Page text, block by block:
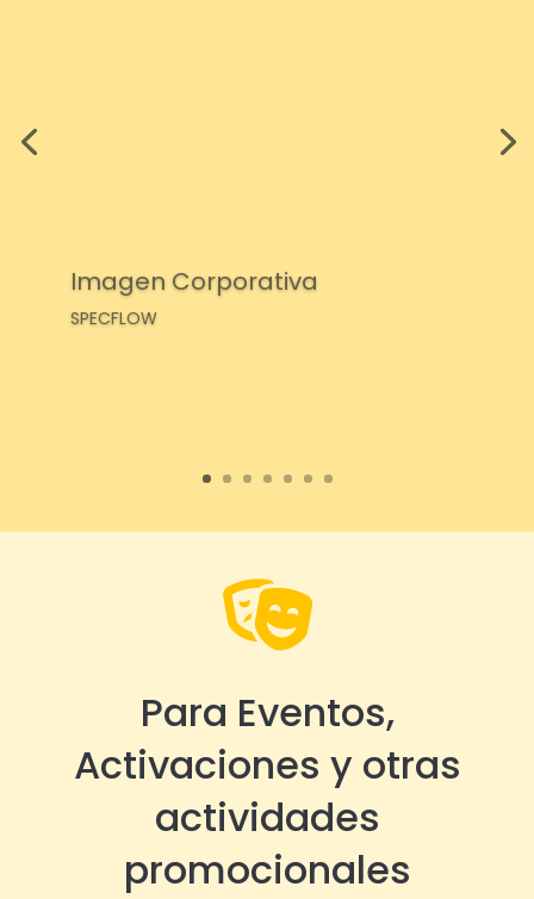
Imagen Corporativa
SPECFLOW

Para Eventos,
Activaciones y otras
actividades
promocionales